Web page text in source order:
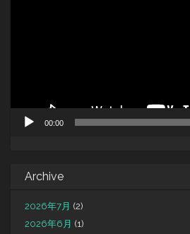
00:00
Archive
2026年7月 (2)
2026年6月 (1)